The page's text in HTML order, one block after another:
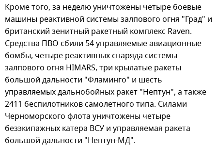
Кроме того, за неделю уничтожены четыре боевые
машины реактивной системы залпового огня "Град" и
британский зенитный ракетный комплекс Raven.
Средства ПВО сбили 54 управляемые авиационные
бомбы, четыре реактивных снаряда системы
залпового огня HIMARS, три крылатые ракеты
большой дальности "Фламинго" и шесть
управляемых дальнобойных ракет "Нептун", а также
2411 беспилотников самолетного типа. Силами
Черноморского флота уничтожены четыре
безэкипажных катера ВСУ и управляемая ракета
большой дальности "Нептун-МД".